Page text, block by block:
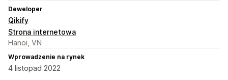
Deweloper
Qikify
Strona internetowa
Hanoi, VN
Wprowadzenie na rynek
4 listopad 2022